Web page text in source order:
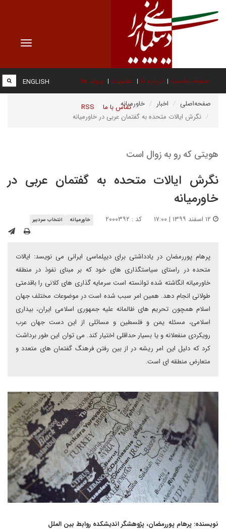
Toggle
صفحه نخست درباره ما عضویت پیوند ها
تماس با ما RSS
ENGLISH
صفحه‌اصلی اخبار
خاورمیانه
نگرش ایالات متحده به گفتمان عربی در خاورمیانه
هویتی که رو به زوال است
نگرش ایالات متحده به گفتمان عربی در
خاورمیانه
کد : ۲۰۰۰۳۹۲ خاورمیانه انتخاب سردبیر
پرهام پوررمضان در یادداشتی برای دیپلماسی ایرانی می نویسد: ایالات
متحده در راستای سیاستگذاری های خود که بر مبنای نفوذ در منطقه
خاورمیانه انگاشته شده توانسته است سرمایه گذاری های کلانی را باقدمتی
طولانی انجام دهد. همین امر سبب شده است در موضوعات مختلف جهان
اسلام همچون تحریم های ظالمانه علیه جمهوری اسلامی ایران، بیداری
اسلامی، مسئله یمن و فلسطین و مسائلی از این دست جهان عرب
رویکردی منفعلانه و یا بسیار حداقلی اختیار کند. می توان این طور برداشت
کرد که دلیل این امر ریشه در از بین رفتن فرهنگ گفتمان های متعدد و
متعارض منطقه ای است.
نویسنده: پرهام پوررمضان، پژوهشگر اندیشکده روابط بین الملل